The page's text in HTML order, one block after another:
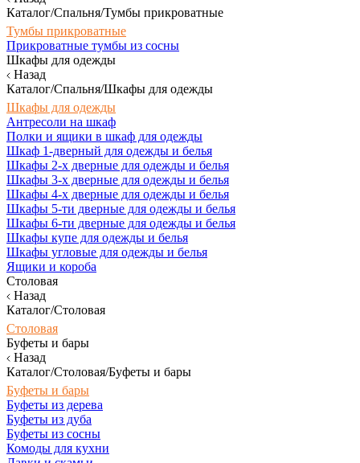
Каталог/Спальня/Тумбы прикроватные
Тумбы прикроватные
Прикроватные тумбы из сосны
Шкафы для одежды
Назад
Каталог/Спальня/Шкафы для одежды
Шкафы для одежды
Антресоли на шкаф
Полки и ящики в шкаф для одежды
Шкаф 1-дверный для одежды и белья
Шкафы 2-х дверные для одежды и белья
Шкафы 3-х дверные для одежды и белья
Шкафы 4-х дверные для одежды и белья
Шкафы 5-ти дверные для одежды и белья
Шкафы 6-ти дверные для одежды и белья
Шкафы купе для одежды и белья
Шкафы угловые для одежды и белья
Ящики и короба
Столовая
Назад
Каталог/Столовая
Столовая
Буфеты и бары
Назад
Каталог/Столовая/Буфеты и бары
Буфеты и бары
Буфеты из дерева
Буфеты из дуба
Буфеты из сосны
Комоды для кухни